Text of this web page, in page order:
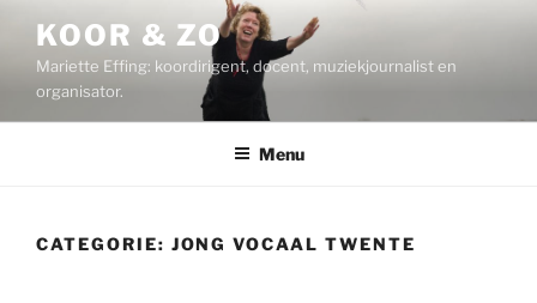
inhoud
KOOR & ZO
Mariette Effing: koordirigent, docent, muziekjournalist en
organisator.
Menu
CATEGORIE: JONG VOCAAL TWENTE